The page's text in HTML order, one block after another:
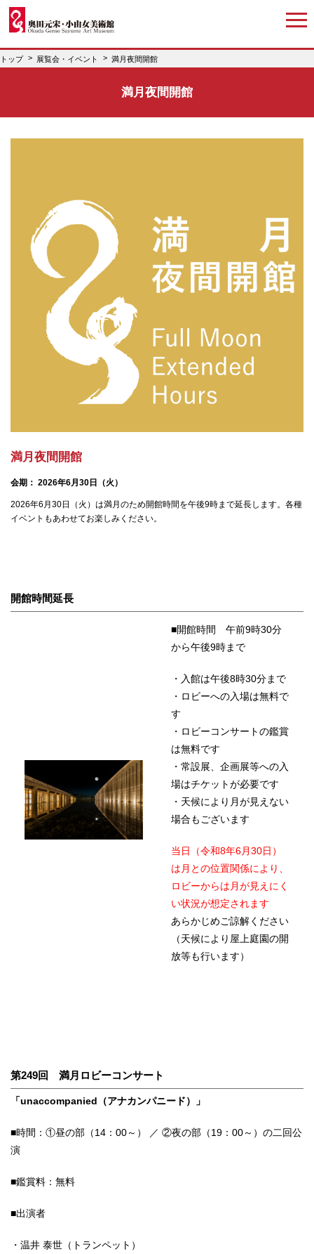
トップ 展覧会・イベント 満月夜間開館
満月夜間開館
満月夜間開館
会期： 2026年6月30日（火）
2026年6月30日（火）は満月のため開館時間を午後9時まで延長します。各種
イベントもあわせてお楽しみください。
開館時間延長
■開館時間 午前9時30分
から午後9時まで
・入館は午後8時30分まで
・ロビーへの入場は無料で
す
・ロビーコンサートの鑑賞
は無料です
・常設展、企画展等への入
場はチケットが必要です
・天候により月が見えない
場合もございます
当日（令和8年6月30日）
は月との位置関係により、
ロビーからは月が見えにく
い状況が想定されます
あらかじめご諒解ください
（天候により屋上庭園の開
放等も行います）
第249回 満月ロビーコンサート
「unaccompanied（アナカンパニード）」
■時間：①昼の部（14：00～） ／ ②夜の部（19：00～）の二回公
演
■鑑賞料：無料
■出演者
・温井 泰世（トランペット）